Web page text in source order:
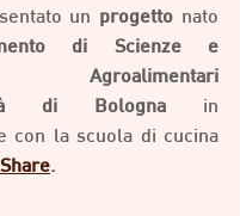
un progetto nato
di Scienze e
di Bologna in
.